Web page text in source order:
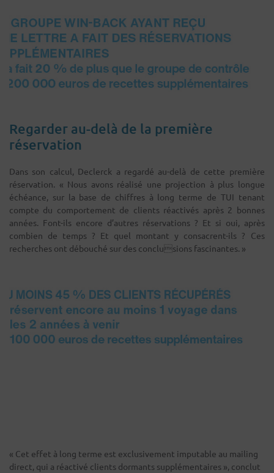
Regarder au-delà de la première
réservation
Dans son calcul, Declerck a regardé au-delà de cette première
réservation. « Nous avons réalisé une projection à plus longue
échéance, sur la base de chiffres à long terme de TUI tenant
compte du comportement de clients réactivés après 2 bonnes
années. Font-ils encore d’autres réservations ? Et si oui, après
combien de temps ? Et quel montant y consacrent-ils ? Ces
recherches ont débouché sur des conclusions fascinantes. »
« Cet effet à long terme est exclusivement imputable au mailing
direct, qui a réactivé clients dormants supplémentaires », conclut